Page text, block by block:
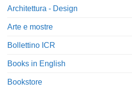
Architettura - Design
Arte e mostre
Bollettino ICR
Books in English
Bookstore